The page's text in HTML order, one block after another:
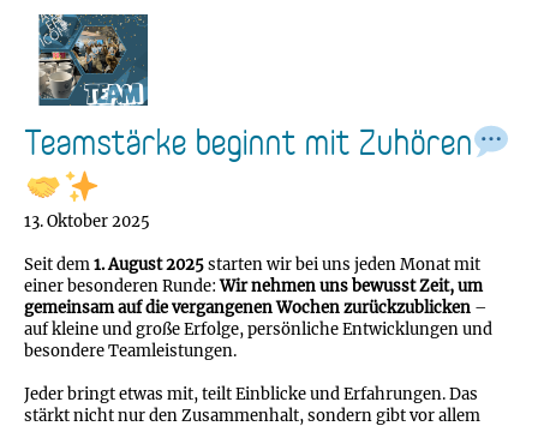
Teamstärke beginnt mit Zuhören
13. Oktober 2025
Seit dem 1. August 2025 starten wir bei uns jeden Monat mit
einer besonderen Runde: Wir nehmen uns bewusst Zeit, um
gemeinsam auf die vergangenen Wochen zurückzublicken –
auf kleine und große Erfolge, persönliche Entwicklungen und
besondere Teamleistungen.
Jeder bringt etwas mit, teilt Einblicke und Erfahrungen. Das
stärkt nicht nur den Zusammenhalt, sondern gibt vor allem